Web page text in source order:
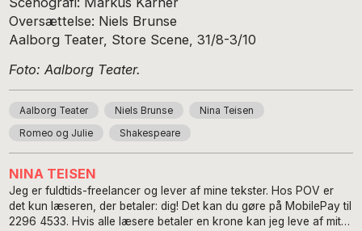
Oversættelse: Niels Brunse
Aalborg Teater, Store Scene, 31/8-3/10
Foto: Aalborg Teater.
Aalborg Teater Niels Brunse Nina Teisen
Romeo og Julie Shakespeare
NINA TEISEN
Jeg er fuldtids-freelancer og lever af mine tekster. Hos POV er
det kun læseren, der betaler: dig! Det kan du gøre på MobilePay til
2296 4533. Hvis alle læsere betaler en krone kan jeg leve af mit